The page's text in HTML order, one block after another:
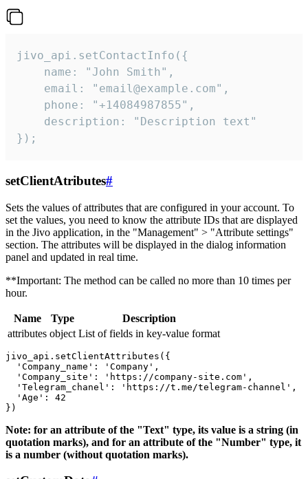
jivo_api.setContactInfo({
    name: "John Smith",
    email: "email@example.com",
    phone: "+14084987855",
    description: "Description text"
});
setClientAtributes#
Sets the values ​​of attributes that are configured in your account. To
set the values, you need to know the attribute IDs that are displayed
in the Jivo application, in the "Management" > "Attribute settings"
section. The attributes will be displayed in the dialog information
panel and updated in real time.
**Important: The method can be called no more than 10 times per
hour.
Name Type
Description
attributes object List of fields in key-value format
jivo_api.setClientAttributes({
  'Company_name': 'Company',
  'Company_site': 'https://company-site.com',
  'Telegram_chanel': 'https://t.me/telegram-channel',
  'Age': 42
Note: for an attribute of the "Text" type, its value is a string (in
quotation marks), and for an attribute of the "Number" type, it
is a number (without quotation marks).